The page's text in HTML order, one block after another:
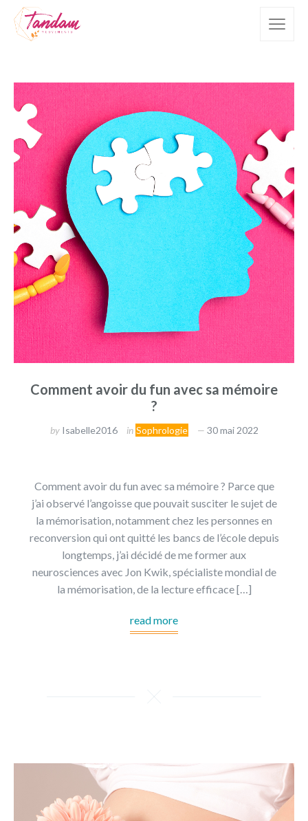
Comment avoir du fun avec sa mémoire
?
by Isabelle2016 in Sophrologie 30 mai 2022
Comment avoir du fun avec sa mémoire ? Parce que
j’ai observé l’angoisse que pouvait susciter le sujet de
la mémorisation, notamment chez les personnes en
reconversion qui ont quitté les bancs de l’école depuis
longtemps, j’ai décidé de me former aux
neurosciences avec Jon Kwik, spécialiste mondial de
la mémorisation, de la lecture efficace […]
read more